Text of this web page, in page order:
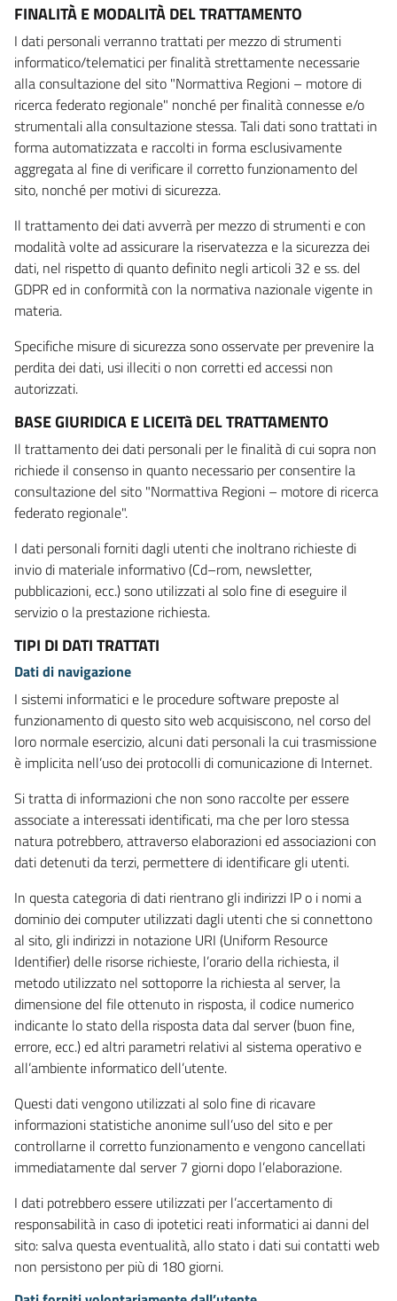
FINALITÀ E MODALITÀ DEL TRATTAMENTO
I dati personali verranno trattati per mezzo di strumenti
informatico/telematici per finalità strettamente necessarie
alla consultazione del sito "Normattiva Regioni – motore di
ricerca federato regionale" nonché per finalità connesse e/o
strumentali alla consultazione stessa. Tali dati sono trattati in
forma automatizzata e raccolti in forma esclusivamente
aggregata al fine di verificare il corretto funzionamento del
sito, nonché per motivi di sicurezza.
Il trattamento dei dati avverrà per mezzo di strumenti e con
modalità volte ad assicurare la riservatezza e la sicurezza dei
dati, nel rispetto di quanto definito negli articoli 32 e ss. del
GDPR ed in conformità con la normativa nazionale vigente in
materia.
Specifiche misure di sicurezza sono osservate per prevenire la
perdita dei dati, usi illeciti o non corretti ed accessi non
autorizzati.
BASE GIURIDICA E LICEITà DEL TRATTAMENTO
Il trattamento dei dati personali per le finalità di cui sopra non
richiede il consenso in quanto necessario per consentire la
consultazione del sito "Normattiva Regioni – motore di ricerca
federato regionale".
I dati personali forniti dagli utenti che inoltrano richieste di
invio di materiale informativo (Cd–rom, newsletter,
pubblicazioni, ecc.) sono utilizzati al solo fine di eseguire il
servizio o la prestazione richiesta.
TIPI DI DATI TRATTATI
Dati di navigazione
I sistemi informatici e le procedure software preposte al
funzionamento di questo sito web acquisiscono, nel corso del
loro normale esercizio, alcuni dati personali la cui trasmissione
è implicita nell’uso dei protocolli di comunicazione di Internet.
Si tratta di informazioni che non sono raccolte per essere
associate a interessati identificati, ma che per loro stessa
natura potrebbero, attraverso elaborazioni ed associazioni con
dati detenuti da terzi, permettere di identificare gli utenti.
In questa categoria di dati rientrano gli indirizzi IP o i nomi a
dominio dei computer utilizzati dagli utenti che si connettono
al sito, gli indirizzi in notazione URI (Uniform Resource
Identifier) delle risorse richieste, l’orario della richiesta, il
metodo utilizzato nel sottoporre la richiesta al server, la
dimensione del file ottenuto in risposta, il codice numerico
indicante lo stato della risposta data dal server (buon fine,
errore, ecc.) ed altri parametri relativi al sistema operativo e
all’ambiente informatico dell’utente.
Questi dati vengono utilizzati al solo fine di ricavare
informazioni statistiche anonime sull’uso del sito e per
controllarne il corretto funzionamento e vengono cancellati
immediatamente dal server 7 giorni dopo l’elaborazione.
I dati potrebbero essere utilizzati per l’accertamento di
responsabilità in caso di ipotetici reati informatici ai danni del
sito: salva questa eventualità, allo stato i dati sui contatti web
non persistono per più di 180 giorni.